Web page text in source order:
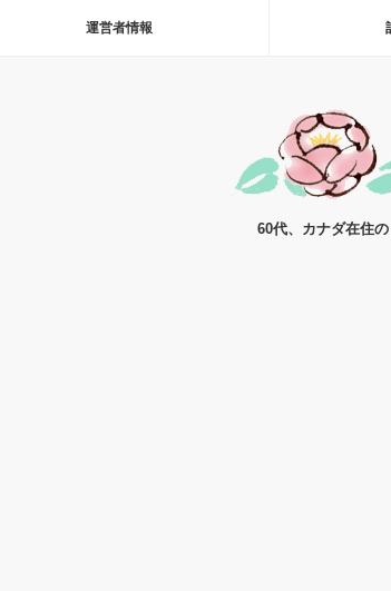
運営者情報
60代、カナダ在住